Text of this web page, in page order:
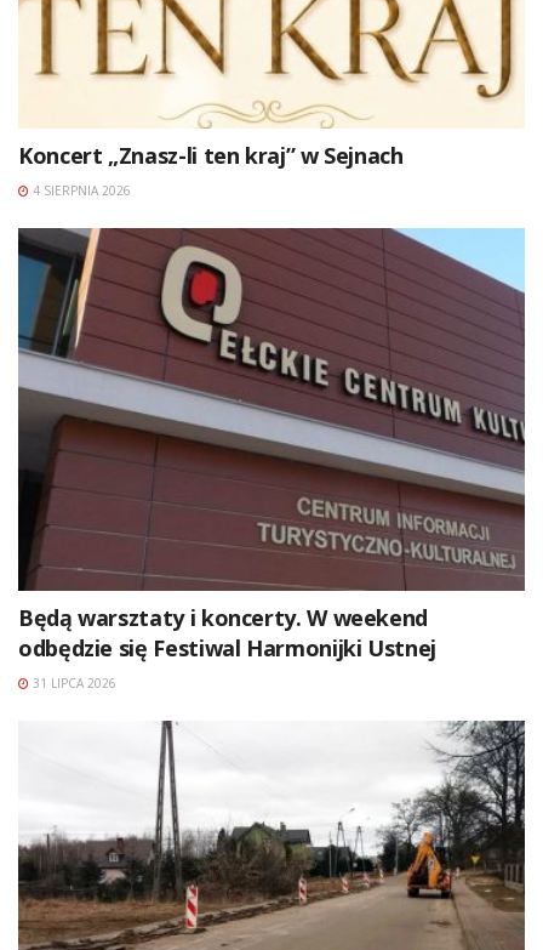
Koncert „Znasz-li ten kraj” w Sejnach
4 SIERPNIA 2026
Będą warsztaty i koncerty. W weekend
odbędzie się Festiwal Harmonijki Ustnej
31 LIPCA 2026